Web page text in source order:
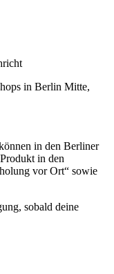
in Berlin Mitte,
in den Berliner
in den
vor Ort“ sowie
sobald deine